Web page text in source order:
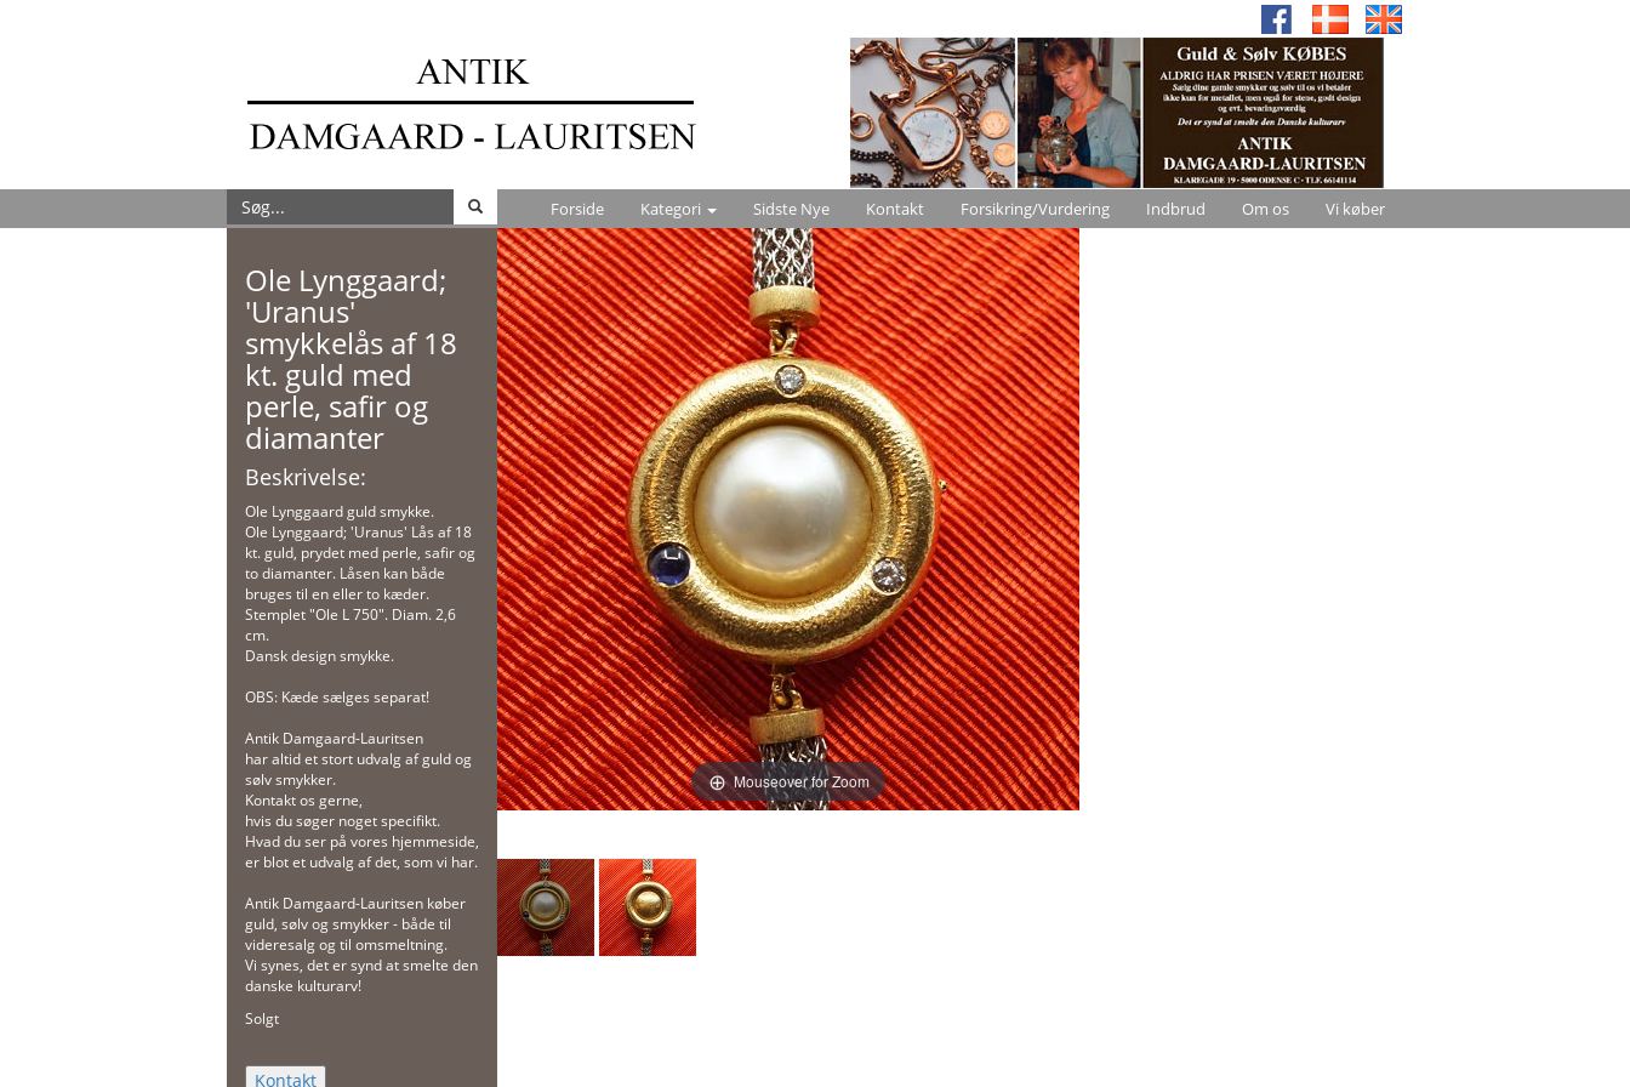
Forside Kategori Sidste Nye Kontakt Forsikring/Vurdering Indbrud Om os Vi køber
Ole Lynggaard;
'Uranus'
smykkelås af 18
kt. guld med
perle, safir og
diamanter
Beskrivelse:
Ole Lynggaard guld smykke.
Ole Lynggaard; 'Uranus' Lås af 18
kt. guld, prydet med perle, safir og
to diamanter. Låsen kan både
bruges til en eller to kæder.
Stemplet "Ole L 750". Diam. 2,6
cm.
Dansk design smykke.
OBS: Kæde sælges separat!
Antik Damgaard-Lauritsen
har altid et stort udvalg af guld og
sølv smykker.
Kontakt os gerne,
hvis du søger noget specifikt.
Hvad du ser på vores hjemmeside,
er blot et udvalg af det, som vi har.
Antik Damgaard-Lauritsen køber
guld, sølv og smykker - både til
videresalg og til omsmeltning.
Vi synes, det er synd at smelte den
danske kulturarv!
Solgt
Mouseover for Zoom